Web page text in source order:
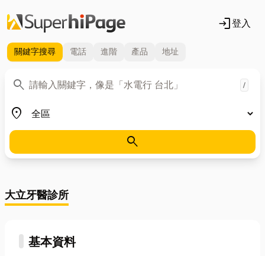
login登入
關鍵字搜尋 電話 進階 產品 地址
search
關鍵字 /
place
地區
search
大立牙醫診所
基本資料